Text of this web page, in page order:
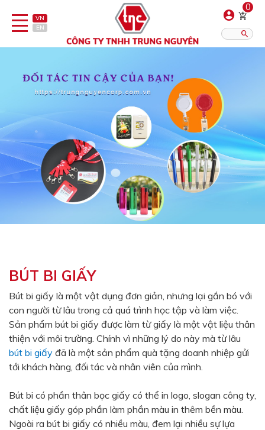
VN
EN
0
Bút
Bật lửa
Đồ sứ quà tặng
Bình/ca giữ nhiệt
Dây đeo & Phụ kiện
Màu sắc
Đỏ
Đen
Xanh ngọc
Xanh lá
Cam
Vàng
Hồng
Tím
Xanh dương
Xám
Xanh lục
Vàng kem
BÚT BI GIẤY
Bút bi giấy là một vật dụng đơn giản, nhưng lại gắn bó với
con người từ lâu trong cả quá trình học tập và làm việc.
Sản phẩm bút bi giấy được làm từ giấy là một vật liệu thân
thiện với môi trường. Chính vì những lý do này mà từ lâu
bút bi giấy đã là một sản phẩm quà tặng doanh nhiệp gửi
tới khách hàng, đối tác và nhân viên của mình.
Bút bi có phần thân bọc giấy có thể in logo, slogan công ty,
chất liệu giấy góp phần làm phần màu in thêm bền màu.
Ngoài ra bút bi giấy có nhiều màu, đem lại nhiều sự lựa